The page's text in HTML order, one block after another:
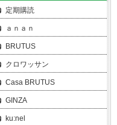
定期購読
ａｎａｎ
BRUTUS
クロワッサン
Casa BRUTUS
GINZA
ku:nel